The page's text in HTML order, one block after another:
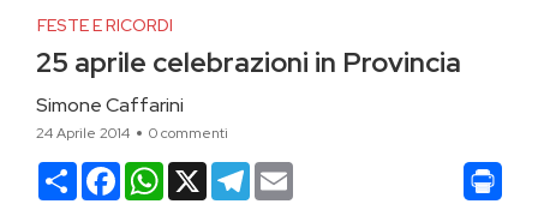
FESTE E RICORDI
25 aprile celebrazioni in Provincia
Simone Caffarini
24 Aprile 2014 0 commenti
CondividiFacebookWhatsApp
X Telegram